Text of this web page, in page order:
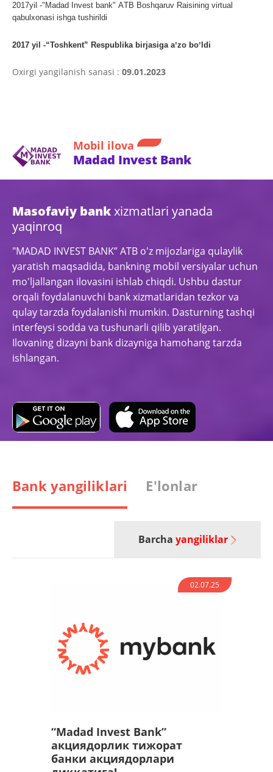
2017yil -"Madad Invest bank" АTB Boshqaruv Raisining virtual
qabulxonasi ishga tushirildi
2017 yil -“Toshkent” Respublika birjasiga aʼzo boʼldi
Oxirgi yangilanish sanasi : 09.01.2023
Mobil ilova
Madad Invest Bank
Masofaviy bankxizmatlari yanada
yaqinroq
"MADAD INVEST BANK” ATB o'z mijozlariga qulaylik
yaratish maqsadida, bankning mobil versiyalar uchun
mo'ljallangan ilovasini ishlab chiqdi. Ushbu dastur
orqali foydalanuvchi bank xizmatlaridan tezkor va
qulay tarzda foydalanishi mumkin. Dasturning tashqi
interfeysi sodda va tushunarli qilib yaratilgan.
Ilovaning dizayni bank dizayniga hamohang tarzda
ishlangan.
Bank yangiliklari E'lonlar
Barcha yangiliklar
02.07.25
“Madad Invest Bank”
акциядорлик тижорат
банки акциядорлари